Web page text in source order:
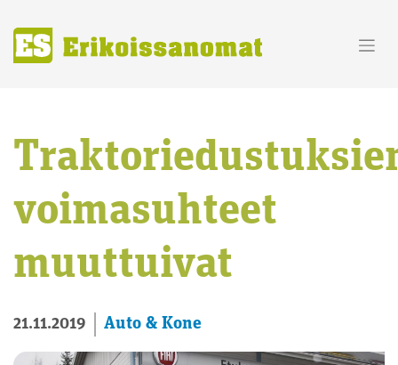
content
voimasuhteet
muuttuivat
21.11.2019 Auto & Kone